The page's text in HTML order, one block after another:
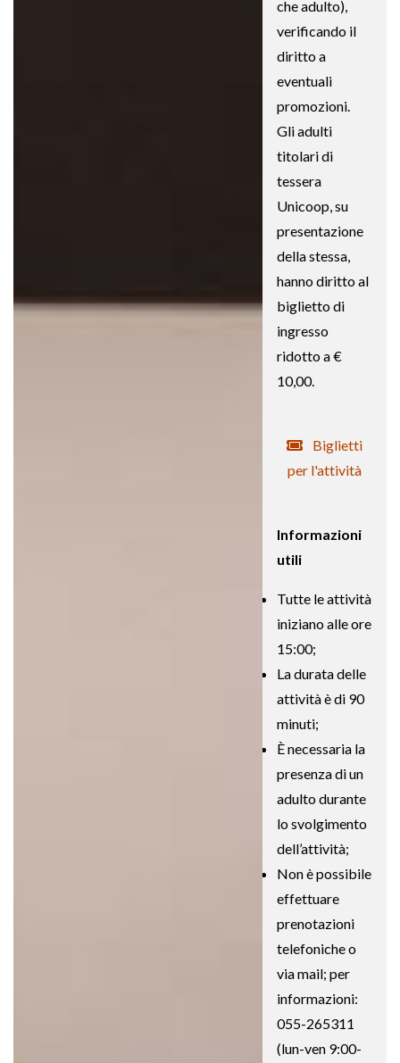
che adulto),
verificando il
diritto a
eventuali
promozioni.
Gli adulti
titolari di
tessera
Unicoop, su
presentazione
della stessa,
hanno diritto al
biglietto di
ingresso
ridotto a €
10,00.
Biglietti
per l'attività
Informazioni
utili
Tutte le attività
iniziano alle ore
15:00;
La durata delle
attività è di 90
minuti;
È necessaria la
presenza di un
adulto durante
lo svolgimento
dell’attività;
Non è possibile
effettuare
prenotazioni
telefoniche o
via mail; per
informazioni:
055-265311
(lun-ven 9:00-